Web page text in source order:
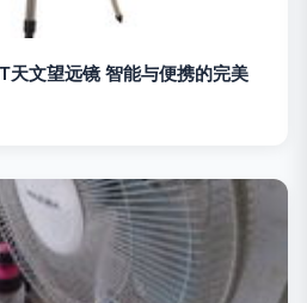
文望远镜 智能与便携的完美